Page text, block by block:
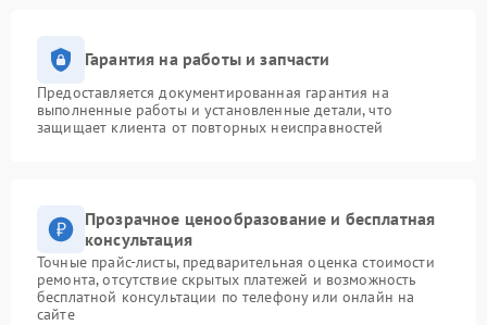
Гарантия на работы и запчасти
Предоставляется документированная гарантия на
выполненные работы и установленные детали, что
защищает клиента от повторных неисправностей
Прозрачное ценообразование и бесплатная
консультация
Точные прайс-листы, предварительная оценка стоимости
ремонта, отсутствие скрытых платежей и возможность
бесплатной консультации по телефону или онлайн на
сайте